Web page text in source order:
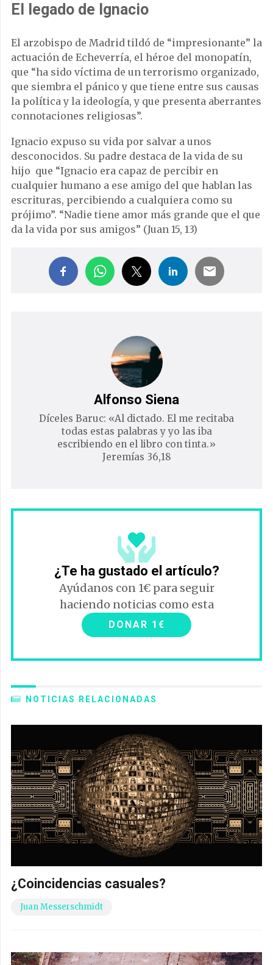
El legado de Ignacio
El arzobispo de Madrid tildó de “impresionante” la
actuación de Echeverría, el héroe del monopatín,
que “ha sido víctima de un terrorismo organizado,
que siembra el pánico y que tiene entre sus causas
la política y la ideología, y que presenta aberrantes
connotaciones religiosas”.
Ignacio expuso su vida por salvar a unos
desconocidos. Su padre destaca de la vida de su
hijo que “Ignacio era capaz de percibir en
cualquier humano a ese amigo del que hablan las
escrituras, percibiendo a cualquiera como su
prójimo”. “Nadie tiene amor más grande que el que
da la vida por sus amigos” (Juan 15, 13)
Alfonso Siena
Díceles Baruc: «Al dictado. El me recitaba
todas estas palabras y yo las iba
escribiendo en el libro con tinta.»
Jeremías 36,18
¿Te ha gustado el artículo?
Ayúdanos con 1€ para seguir
haciendo noticias como esta
DONAR 1€
NOTICIAS RELACIONADAS
¿Coincidencias casuales?
Juan Messerschmidt